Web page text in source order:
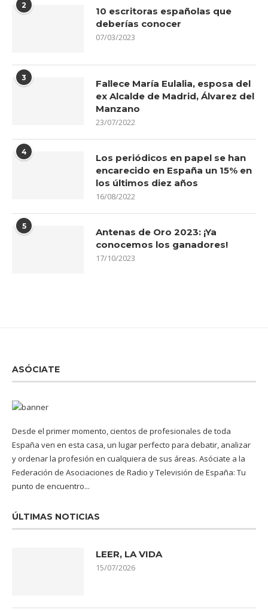
2
10 escritoras españolas que
deberías conocer
07/03/2023
3
Fallece María Eulalia, esposa del
ex Alcalde de Madrid, Álvarez del
Manzano
23/07/2022
4
Los periódicos en papel se han
encarecido en España un 15% en
los últimos diez años
16/08/2022
5
Antenas de Oro 2023: ¡Ya
conocemos los ganadores!
17/10/2023
ASÓCIATE
Desde el primer momento, cientos de profesionales de toda
España ven en esta casa, un lugar perfecto para debatir, analizar
y ordenar la profesión en cualquiera de sus áreas. Asóciate a la
Federación de Asociaciones de Radio y Televisión de España: Tu
punto de encuentro...
ÚLTIMAS NOTICIAS
LEER, LA VIDA
15/07/2026